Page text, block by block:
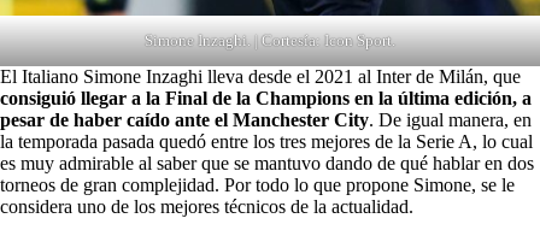
Simone Inzaghi. | Cortesía: Icon Sport.
El Italiano Simone Inzaghi lleva desde el 2021 al Inter de Milán, que
consiguió llegar a la Final de la Champions en la última edición, a
pesar de haber caído ante el Manchester City. De igual manera, en
la temporada pasada quedó entre los tres mejores de la Serie A, lo cual
es muy admirable al saber que se mantuvo dando de qué hablar en dos
torneos de gran complejidad. Por todo lo que propone Simone, se le
considera uno de los mejores técnicos de la actualidad.